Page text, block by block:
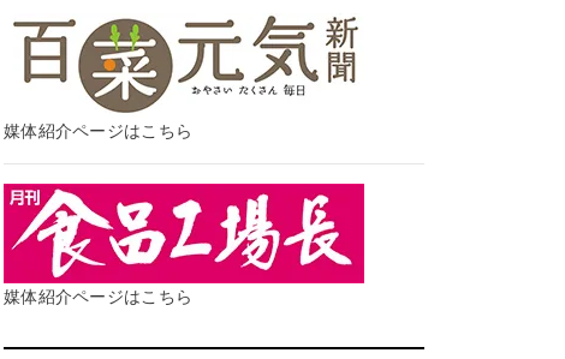
媒体紹介ページはこちら
媒体紹介ページはこちら